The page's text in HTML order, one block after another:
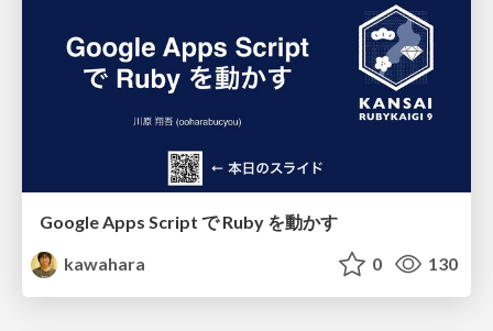
Google Apps Script で Ruby を動かす
kawahara
0 130